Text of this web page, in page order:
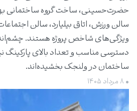
سالن ورزش، اتاق بیلیارد، سالن
ویژگی‌های شاخص پروژه هستند.
دسترسی مناسب و تعداد بالای پارکینگ
ساختمان در ولنجک بخشیده‌اند.
• ۸ مرداد ۱۴۰۵